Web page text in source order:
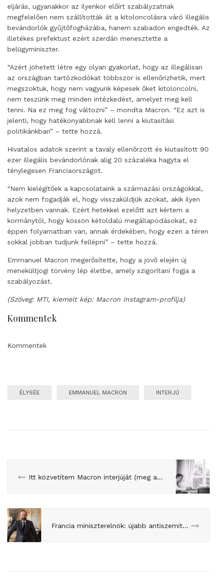
eljárás, ugyanakkor az ilyenkor előírt szabályzatnak
megfelelően nem szállították át a kitoloncolásra váró illegális
bevándorlók gyűjtőfogházába, hanem szabadon engedték. Az
illetékes prefektust ezért szerdán menesztette a
belügyminiszter.
“Azért jöhetett létre egy olyan gyakorlat, hogy az illegálisan
az országban tartózkodókat többször is ellenőrizhetik, mert
megszoktuk, hogy nem vagyunk képesek őket kitoloncolni,
nem teszünk meg minden intézkedést, amelyet meg kell
tenni. Na ez meg fog változni” – mondta Macron. “Ez azt is
jelenti, hogy hatékonyabbnak kell lenni a kiutasítási
politikánkban” – tette hozzá.
Hivatalos adatok szerint a tavaly ellenőrzött és kiutasított 90
ezer illegális bevándorlónak alig 20 százaléka hagyta el
ténylegesen Franciaországot.
“Nem kielégítőek a kapcsolataink a származási országokkal,
azok nem fogadják el, hogy visszaküldjük azokat, akik ilyen
helyzetben vannak. Ezért hetekkel ezelőtt azt kértem a
kormánytól, hogy kössön kétoldalú megállapodásokat, ez
éppen folyamatban van, annak érdekében, hogy ezen a téren
sokkal jobban tudjunk fellépni” – tette hozzá.
Emmanuel Macron megerősítette, hogy a jövő elején új
menekültjogi törvény lép életbe, amely szigorítani fogja a
szabályozást.
(Szöveg: MTI, kiemelt kép: Macron Instagram-profilja)
Kommentek
Kommentek
ÉLYSÉE EMMANUEL MACRON INTERJÚ
Itt közvetítem Macron interjúját (meg amit gondolok róla)
Francia miniszterelnök: újabb antiszemitizmus elleni akcióterv jön